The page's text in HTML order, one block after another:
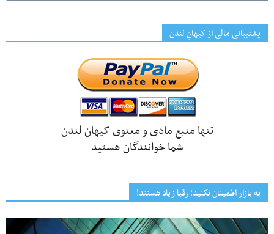
پشتیبانی مالی از کیهانِ لندن
تنها منبع مادی و معنوی کیهان لندن
شما خوانندگان هستید
به بازار اطمینان نکنید؛ رقبا زیاد هستند!